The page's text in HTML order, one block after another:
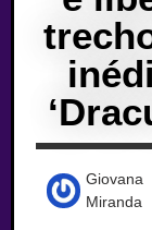
Giovana
Miranda